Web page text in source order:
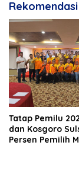
Tatap Pemilu
dan Kosgoro
Persen Pemilih